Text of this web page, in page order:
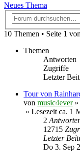
Neues Thema
10 Themen • Seite 1
Themen
Antworten
Zugriffe
Letzter
Tour von
von music4ever»
» Lesezeit ca. 1
2
12715
Letzter
Do 3. Sep